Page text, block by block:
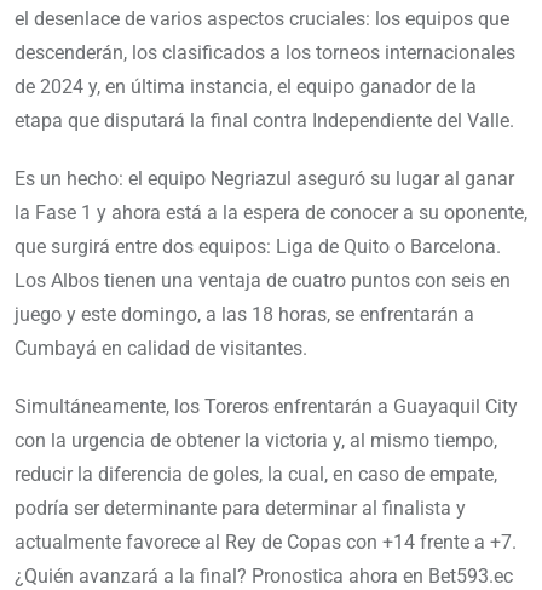
el desenlace de varios aspectos cruciales: los equipos que
descenderán, los clasificados a los torneos internacionales
de 2024 y, en última instancia, el equipo ganador de la
etapa que disputará la final contra Independiente del Valle.
Es un hecho: el equipo Negriazul aseguró su lugar al ganar
la Fase 1 y ahora está a la espera de conocer a su oponente,
que surgirá entre dos equipos: Liga de Quito o Barcelona.
Los Albos tienen una ventaja de cuatro puntos con seis en
juego y este domingo, a las 18 horas, se enfrentarán a
Cumbayá en calidad de visitantes.
Simultáneamente, los Toreros enfrentarán a Guayaquil City
con la urgencia de obtener la victoria y, al mismo tiempo,
reducir la diferencia de goles, la cual, en caso de empate,
podría ser determinante para determinar al finalista y
actualmente favorece al Rey de Copas con +14 frente a +7.
¿Quién avanzará a la final? Pronostica ahora en Bet593.ec